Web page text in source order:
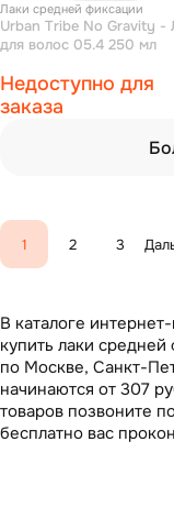
Лаки средней фиксации
Urban Tribe No Gravity -
для волос 05.4 250 мл
Недоступно для
заказа
1 2 3
В каталоге
купить лаки
по Москве, Санкт-
начинаются от 307
товаров позвоните
бесплатно вас